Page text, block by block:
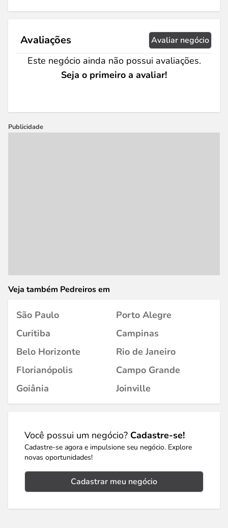
Avaliações Avaliar negócio
Este negócio ainda não possui avaliações.
Seja o primeiro a avaliar!
Publicidade
Veja também Pedreiros em
São Paulo
Porto Alegre
Curitiba
Campinas
Belo Horizonte
Rio de Janeiro
Florianópolis
Campo Grande
Goiânia
Joinville
Você possui um negócio? Cadastre-se!
Cadastre-se agora e impulsione seu negócio. Explore
novas oportunidades!
Cadastrar meu negócio